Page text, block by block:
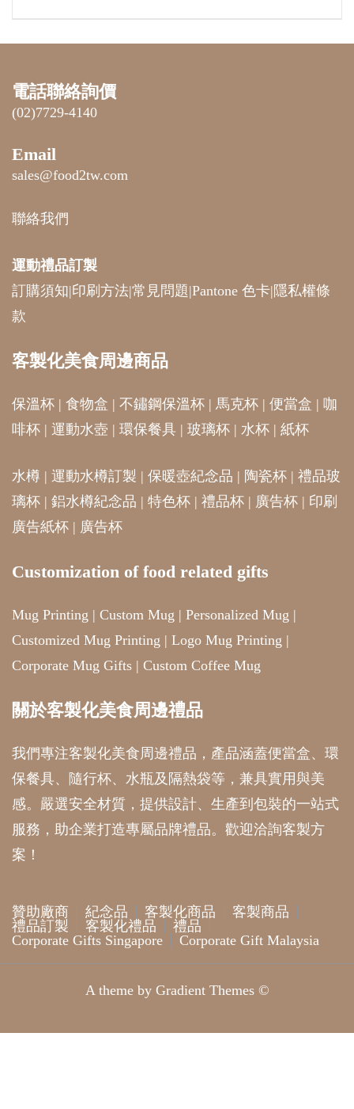
電話聯絡詢價
(02)7729-4140
Email
sales@food2tw.com
聯絡我們
運動禮品訂製
訂購須知|印刷方法|常見問題|Pantone 色卡| 隱私權條
款
客製化美食周邊商品
保溫杯 | 食物盒 | 不鏽鋼保溫杯 | 馬克杯 | 便當盒 | 咖
啡杯 | 運動水壺 | 環保餐具 | 玻璃杯 | 水杯 | 紙杯
水樽 | 運動水樽訂製 | 保暖壺紀念品 | 陶瓷杯 | 禮品玻
璃杯 | 鋁水樽紀念品 | 特色杯 | 禮品杯 | 廣告杯 | 印刷
廣告紙杯 | 廣告杯
Customization of food related gifts
Mug Printing | Custom Mug | Personalized Mug |
Customized Mug Printing | Logo Mug Printing |
Corporate Mug Gifts | Custom Coffee Mug
關於客製化美食周邊禮品
我們專注客製化美食周邊禮品，產品涵蓋便當盒、環
保餐具、隨行杯、水瓶及隔熱袋等，兼具實用與美
感。嚴選安全材質，提供設計、生產到包裝的一站式
服務，助企業打造專屬品牌禮品。歡迎洽詢客製方
案！
贊助廠商 紀念品 客製化商品
客製商品
禮品訂製
客製化禮品
禮品
Corporate Gifts Singapore
Corporate Gift Malaysia
A theme by Gradient Themes ©